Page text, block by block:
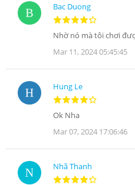
Bac Duong
Nhờ nó mà tôi chơi
Mar 11, 2024 05:45:45
Hung Le
Ok Nha
Mar 07, 2024 17:06:46
Nhã Thanh